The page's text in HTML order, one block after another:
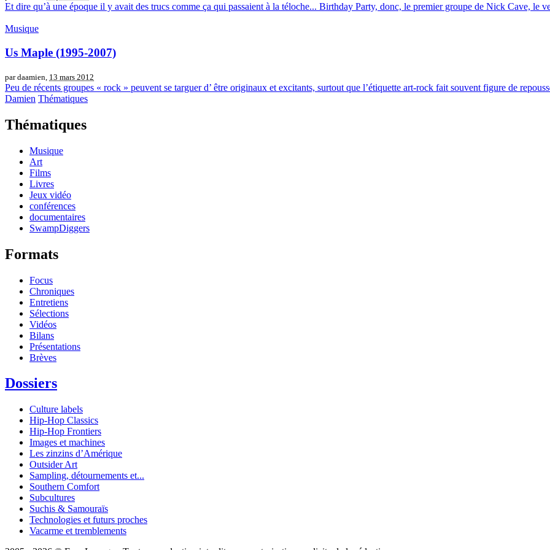
Et dire qu’à une époque il y avait des trucs comme ça qui passaient à la téloche... Birthday Party, donc, le premier groupe de Nick Cave, le
Musique
Us Maple (1995-2007)
par daamien, 13 mars 2012
Peu de récents groupes « rock » peuvent se targuer d’ être originaux et excitants, surtout que l’étiquette art-rock fait souvent figure de
Damien Thématiques
Thématiques
Musique
Art
Films
Livres
Jeux vidéo
conférences
documentaires
SwampDiggers
Formats
Focus
Chroniques
Entretiens
Sélections
Vidéos
Bilans
Présentations
Brèves
Dossiers
Culture labels
Hip-Hop Classics
Hip-Hop Frontiers
Images et machines
Les zinzins d’Amérique
Outsider Art
Sampling, détournements et...
Southern Comfort
Subcultures
Suchis & Samouraïs
Technologies et futurs proches
Vacarme et tremblements